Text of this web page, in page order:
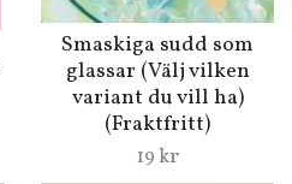
Smaskiga sudd som
glassar (Välj vilken
variant du vill ha)
(Fraktfritt)
19 kr